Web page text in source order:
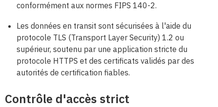
conformément aux normes FIPS 140-2.
Les données en transit sont sécurisées à l'aide du
protocole TLS (Transport Layer Security) 1.2 ou
supérieur, soutenu par une application stricte du
protocole HTTPS et des certificats validés par des
autorités de certification fiables.
Contrôle d'accès strict